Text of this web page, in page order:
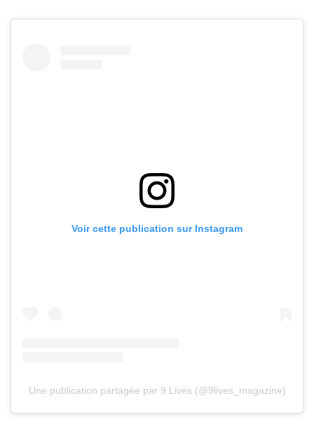
Voir cette publication sur Instagram
Une publication partagée par 9 Lives (@9lives_magazine)